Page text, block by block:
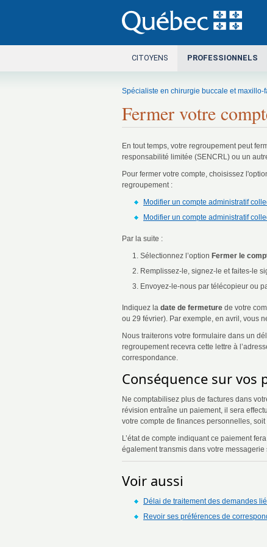
Ce lien s’ouvrira dans une nouvelle
CITOYENS PROFESSIONNELS
Spécialiste en chirurgie buccale et maxillo-
Fermer votre
En tout temps, votre regroupement peut
responsabilité limitée (SENCRL) ou un
Pour fermer votre compte, choisissez
regroupement :
Modifier un compte administratif
Modifier un compte administratif
Par la suite :
Sélectionnez l’option Fermer le
Remplissez-le, signez-le et faites-le
Envoyez-le-nous par télécopieur ou
Indiquez la date de fermeture de votre
ou 29 février). Par exemple, en avril, vous
Nous traiterons votre formulaire dans un
regroupement recevra cette lettre à
correspondance.
Conséquence sur vos
Ne comptabilisez plus de factures dans
révision entraîne un paiement, il sera
votre compte de finances personnelles,
L’état de compte indiquant ce paiement
également transmis dans votre messagerie
Voir aussi
Délai de traitement des demandes
Revoir ses préférences de